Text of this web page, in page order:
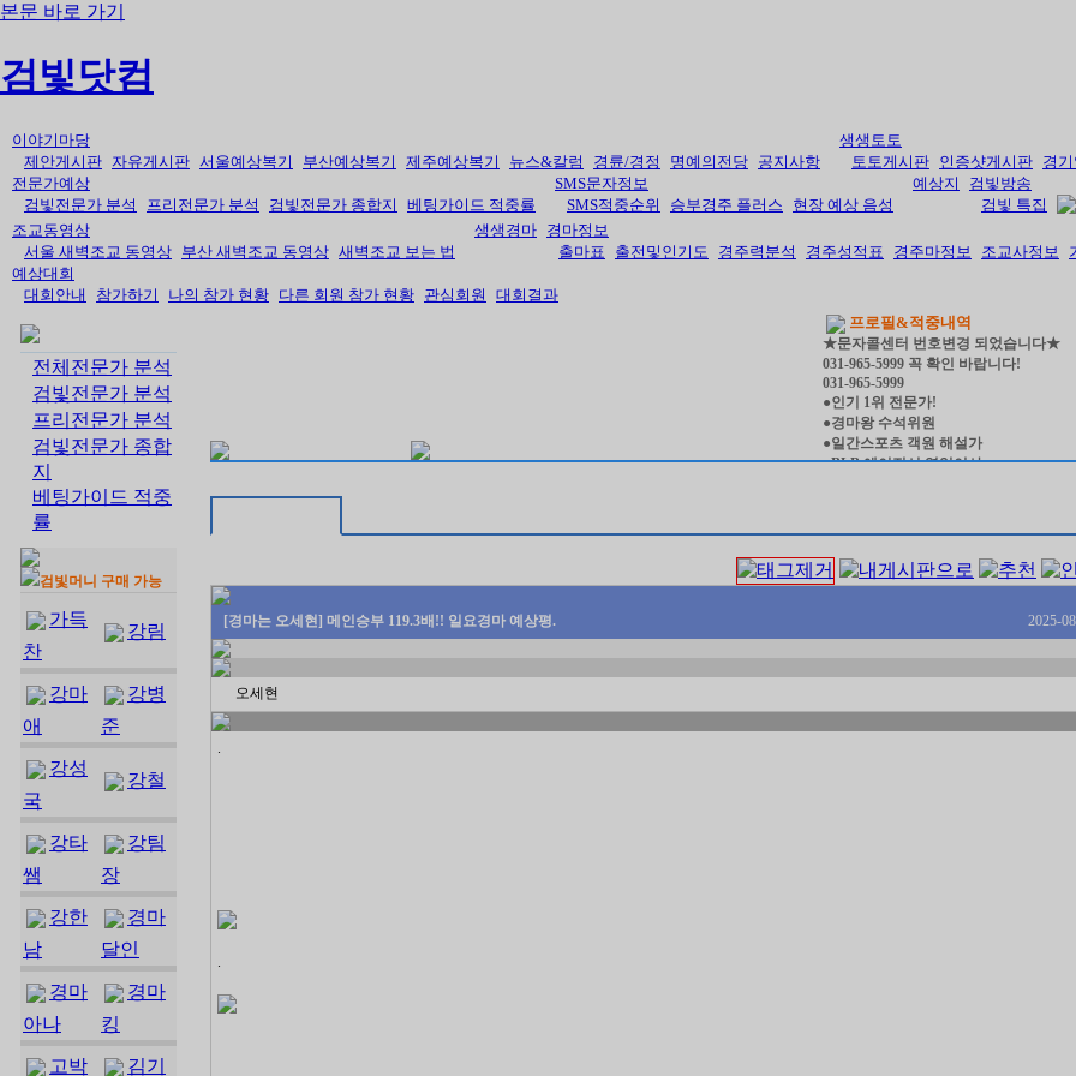
본문 바로 가기
검빛닷컴
이야기마당
제안게시판 자유게시판 서울예상복기 부산예상복기 제주예상복기 뉴스&칼럼 경륜/경정 명예의전당 공지사항
생생토토
토토게시판 인증샷게시판 경
전문가예상
검빛전문가 분석
프리전문가 분석 검빛전문가 종합지 베팅가이드 적중률
SMS문자정보
SMS적중순위
승부경주 플러스 현장 예상 음성
예상지
검빛방송
검빛 특집
조교동영상
서울 새벽조교 동영상 부산 새벽조교 동영상 새벽조교 보는 법
생생경마 경마정보
출마표
출전및인기도 경주력분석 경주성적표 경주마정보 조교사정보
예상대회
대회안내
참가하기 나의 참가 현황 다른 회원 참가 현황 관심회원 대회결과
전체전문가 분석
검빛전문가 분석
프리전문가 분석
검빛전문가 종합
지
베팅가이드 적중
률
검빛머니 구매 가능
가득
찬
강림
강마
애
강병
준
강성
국
강철
강타
쌤
강팀
장
강한
남
경마
달인
경마
아나
경마
킹
고박 김기
프로필&적중내역
★문자콜센터 번호변경 되었습니다★
031-965-5999 꼭 확인 바랍니다!
031-965-5999
●인기 1위 전문가!
●경마왕 수석위원
●일간스포츠 객원 해설가
●BLB 에이전시 영업이사
[경마는 오세현] 메인승부 119.3배!! 일요경마 예상평. 2025-
오세현
.
.